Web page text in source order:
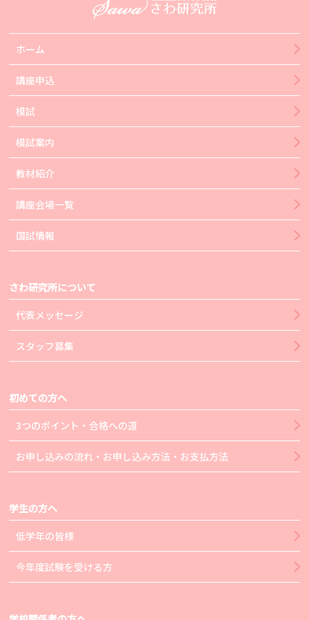
ホーム
講座申込
模試
模試案内
教材紹介
講座会場一覧
国試情報
さわ研究所について
代表メッセージ
スタッフ募集
初めての方へ
3つのポイント・合格への道
お申し込みの流れ・お申し込み方法・お支払方法
学生の方へ
低学年の皆様
今年度試験を受ける方